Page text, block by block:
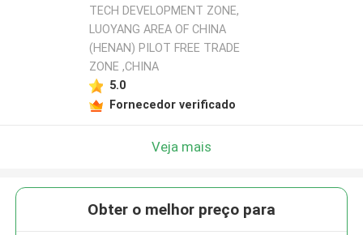
TECH DEVELOPMENT ZONE,
LUOYANG AREA OF CHINA
(HENAN) PILOT FREE TRADE
ZONE ,CHINA
5.0
Fornecedor verificado
Veja mais
Obter o melhor preço para